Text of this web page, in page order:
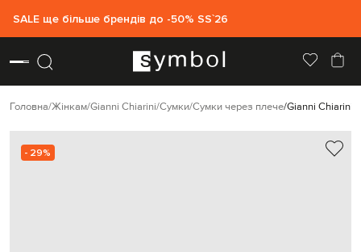
SALE ще більше брендів до -50% SS`26
Головна Жінкам Gianni Chiarini Сумки Сумки через плече Gianni Chiarini
- 29%